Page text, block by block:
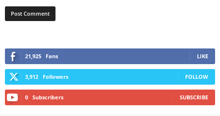
21,925 Fans LIKE
3,912 Followers FOLLOW
0 Subscribers SUBSCRIBE